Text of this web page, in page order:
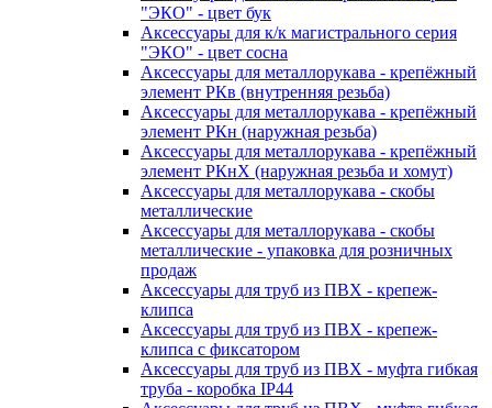
"ЭКО" - цвет бук
Аксессуары для к/к магистрального серия
"ЭКО" - цвет сосна
Аксессуары для металлорукава - крепёжный
элемент РКв (внутренняя резьба)
Аксессуары для металлорукава - крепёжный
элемент РКн (наружная резьба)
Аксессуары для металлорукава - крепёжный
элемент РКнХ (наружная резьба и хомут)
Аксессуары для металлорукава - скобы
металлические
Аксессуары для металлорукава - скобы
металлические - упаковка для розничных
продаж
Аксессуары для труб из ПВХ - крепеж-
клипса
Аксессуары для труб из ПВХ - крепеж-
клипса с фиксатором
Аксессуары для труб из ПВХ - муфта гибкая
труба - коробка IP44